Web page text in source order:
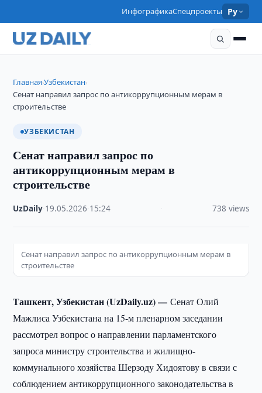
ИнфографикаСпецпроекты Ру
Главная›Узбекистан›
Сенат направил запрос по антикоррупционным мерам в
строительстве
УЗБЕКИСТАН
Сенат направил запрос по
антикоррупционным мерам в
строительстве
UzDaily 19.05.2026 15:24 738 views
Сенат направил запрос по антикоррупционным мерам в
строительстве
Ташкент, Узбекистан (UzDaily.uz) —Сенат Олий
Мажлиса Узбекистана на 15-м пленарном заседании
рассмотрел вопрос о направлении парламентского
запроса министру строительства и жилищно-
коммунального хозяйства Шерзоду Хидоятову в связи с
соблюдением антикоррупционного законодательства в